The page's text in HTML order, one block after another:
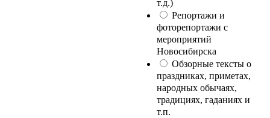
т.д.)
Репортажи и
фоторепортажи с
мероприятий
Новосибирска
Обзорные тексты о
праздниках, приметах,
народных обычаях,
традициях, гаданиях и
т.п.